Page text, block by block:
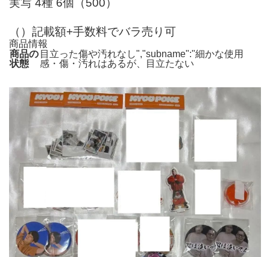
実写 4種 6個（500）
（）記載額+手数料でバラ売り可
商品情報
商品の
状態
目立った傷や汚れなし","subname":"細かな使用
感・傷・汚れはあるが、目立たない